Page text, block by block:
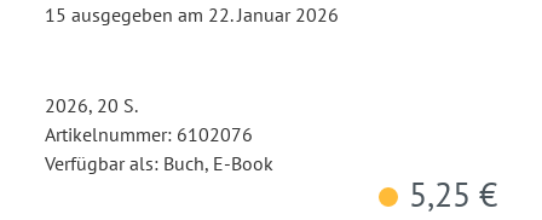
15 ausgegeben am 22. Januar 2026
2026, 20 S.
Artikelnummer: 6102076
Verfügbar als: Buch, E-Book
5,25 €